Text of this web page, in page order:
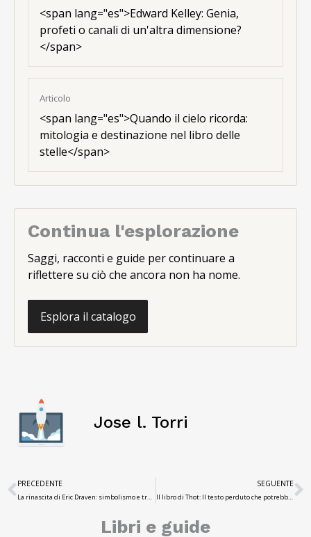
<span lang="es">Edward Kelley: Genia,
profeti o canali di un'altra dimensione?
</span>
Articolo
<span lang="es">Quando il cielo ricorda:
mitologia e destinazione nel libro delle
stelle</span>
Continua l'esplorazione
Saggi, racconti e guide per continuare a
riflettere su ciò che ancora non ha nome.
Esplora il catalogo
Jose l. Torri
PRECEDENTE
La rinascita di Eric Draven: simbolismo e trasformazione nel corvo rinato
SEGUENTE
Il libro di Thot: Il testo perduto che potrebbe rivelare il linguaggio degli dei
Libri e guide